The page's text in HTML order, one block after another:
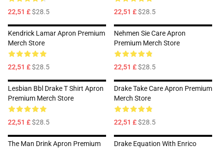
22,51 £$28.5 22,51 £$28.5
Kendrick Lamar Apron Premium
Merch Store
22,51 £$28.5
Nehmen Sie Care Apron
Premium Merch Store
22,51 £$28.5
Lesbian Bbl Drake T Shirt Apron
Premium Merch Store
22,51 £$28.5
Drake Take Care Apron Premium
Merch Store
22,51 £$28.5
The Man Drink Apron Premium
Drake Equation With Enrico